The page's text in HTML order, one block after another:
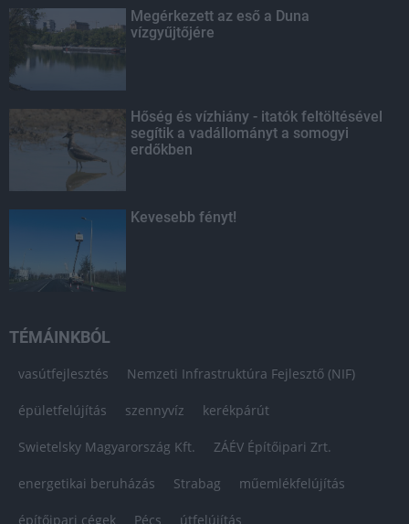
Megérkezett az eső a Duna
vízgyűjtőjére
Hőség és vízhiány - itatók feltöltésével
segítik a vadállományt a somogyi
erdőkben
Kevesebb fényt!
TÉMÁINKBÓL
vasútfejlesztés Nemzeti Infrastruktúra Fejlesztő (NIF)
épületfelújítás szennyvíz kerékpárút
Swietelsky Magyarország Kft. ZÁÉV Építőipari Zrt.
energetikai beruházás Strabag műemlékfelújítás
építőipari cégek Pécs útfelújítás